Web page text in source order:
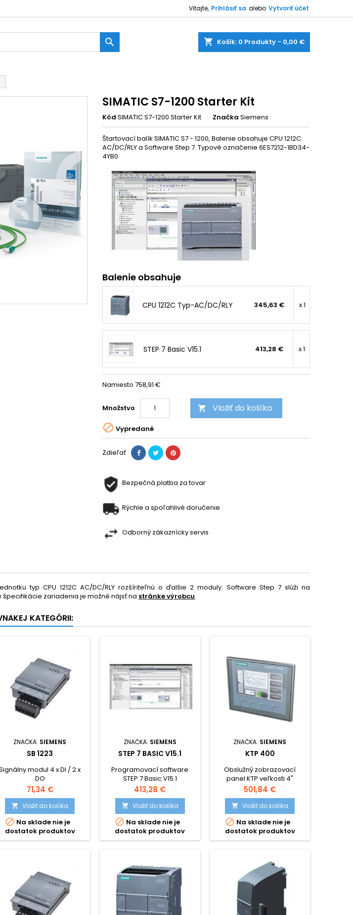
Vitajte, Prihlásiť sa alebo Vytvoriť účet
shopping_cart Košík: 0 Produkty - 0,00 €

SIMATIC S7-1200 Starter Kit
Kód SIMATIC S7-1200 Starter Kit Značka Siemens
Štartovací balík SIMATIC S7 - 1200, Balenie obsahuje CPU 1212C
AC/DC/RLY a Software Step 7. Typové označenie 6ES7212-1BD34-
4YB0
Balenie obsahuje
CPU 1212C Typ-AC/DC/RLY 345,63 € x 1
STEP 7 Basic V15.1 413,28 € x 1
Namiesto 758,91 €
Množstvo  Vložiť do košíka
 Vypredané
Zdieľať
Bezpečná platba za tovar
Rýchle a spoľahlivé doručenie
Odborný zákaznícky servis
typ CPU 1212C AC/DC/RLY rozšíriteľnú o ďalšie 2 moduly. Software Step 7 slúži na
špecifikácie zariadenia je možné nájsť na stránke výrobcu.
KATEGÓRII:
ZNAČKA: SIEMENS
SB 1223
modul 4 x DI / 2 x
DO
Cena
71,34 €
 Vložiť do košíka
 Na sklade nie je
dostatok produktov
ZNAČKA: SIEMENS
STEP 7 BASIC V15.1
Programovací software
STEP 7 Basic V15.1
Cena
413,28 €
 Vložiť do košíka
 Na sklade nie je
dostatok produktov
ZNAČKA: SIEMENS
KTP 400
Obslužný zobrazovací
panel KTP veľkosti 4"
Cena
501,84 €
 Vložiť do košíka
 Na sklade nie je
dostatok produktov